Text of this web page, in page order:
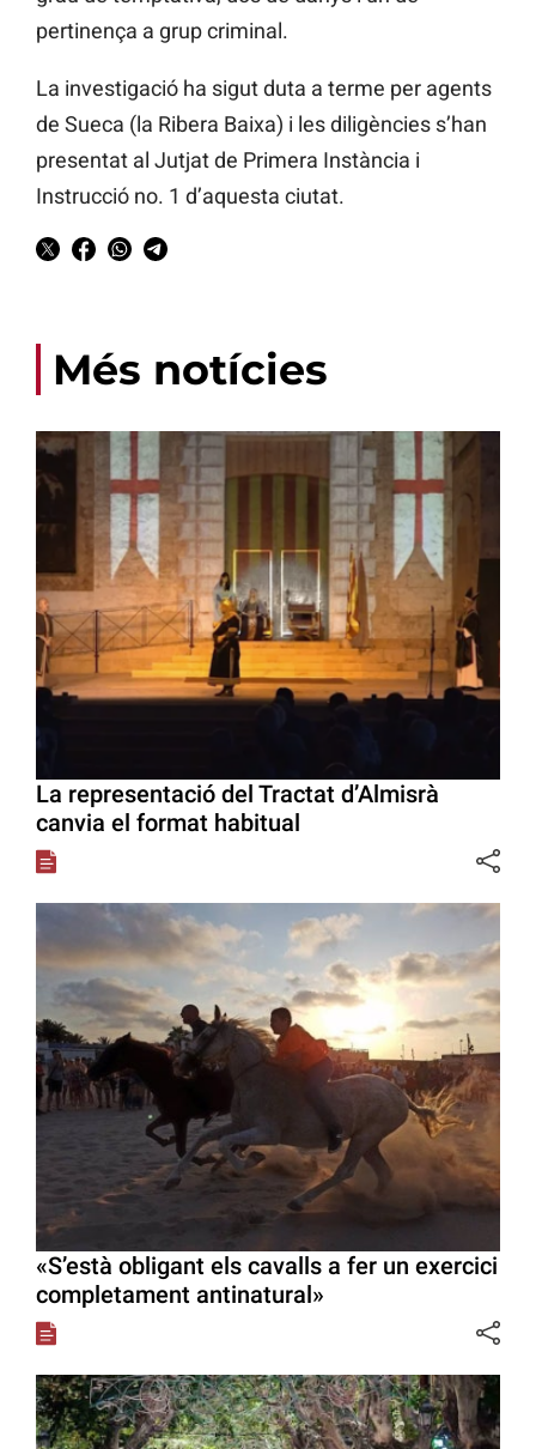
pertinença a grup criminal.
La investigació ha sigut duta a terme per agents
de Sueca (la Ribera Baixa) i les diligències s’han
presentat al Jutjat de Primera Instància i
Instrucció no. 1 d’aquesta ciutat.
Més notícies
La representació del Tractat d’Almisrà
canvia el format habitual
«S’està obligant els cavalls a fer un exercici
completament antinatural»